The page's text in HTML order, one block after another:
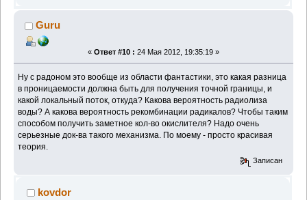
Guru
« Ответ #10 : 24 Мая 2012, 19:35:19 »
Ну с радоном это вообще из области фантастики, это какая разница
в проницаемости должна быть для получения точной границы, и
какой локальный поток, откуда? Какова вероятность радиолиза
воды? А какова вероятность рекомбинации радикалов? Чтобы таким
способом получить заметное кол-во окислителя? Надо очень
серьезные док-ва такого механизма. По моему - просто красивая
теория.
Записан
kovdor